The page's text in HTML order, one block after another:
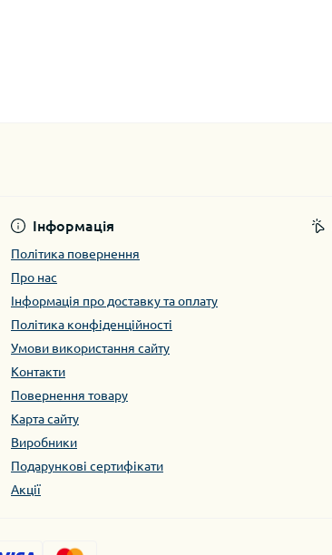
Інформація
Політика повернення
Про нас
Інформація про доставку та оплату
Політика конфіденційності
Умови використання сайту
Контакти
Повернення товару
Карта сайту
Виробники
Подарункові сертифікати
Акції